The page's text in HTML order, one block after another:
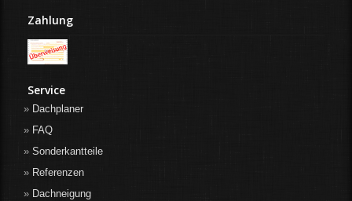
Zahlung
Service
Dachplaner
FAQ
Sonderkantteile
Referenzen
Dachneigung